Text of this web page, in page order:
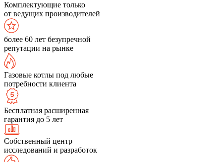
Комплектующие только
от ведущих производителей
более 60 лет безупречной
репутации на рынке
Газовые котлы под любые
потребности клиента
Бесплатная расширенная
гарантия до 5 лет
Собственный центр
исследований и разработок